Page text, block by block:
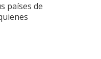
países de